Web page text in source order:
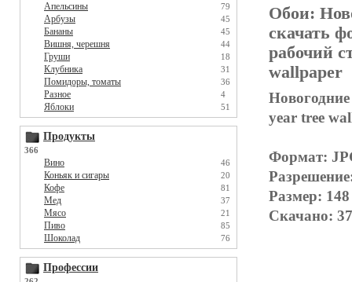
Апельсины 79
Арбузы 45
Бананы 45
Вишня, черешня 44
Груши 18
Клубника 31
Помидоры, томаты 36
Разное 4
Яблоки 51
Продукты
366
Вино 46
Коньяк и сигары 20
Кофе 81
Мед 37
Мясо 21
Пиво 85
Шоколад 76
Профессии
Обои:
скачать
рабочий
wallpaper
year tree
Формат:
Размер:
Скачано: